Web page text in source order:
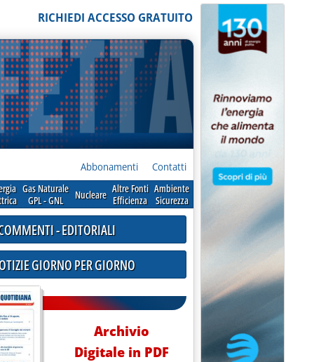
RICHIEDI ACCESSO GRATUITO
Abbonamenti Contatti
Gas Naturale
GPL - GNL
Nucleare Altre Fonti
Efficienza
Ambiente
Sicurezza
- EDITORIALI
GIORNO PER GIORNO
Archivio
Digitale in PDF